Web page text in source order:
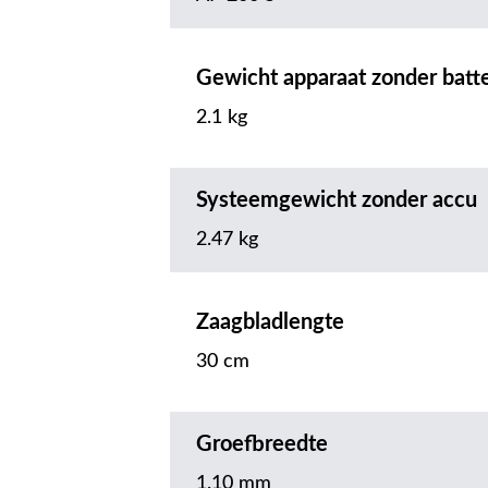
Gewicht apparaat zonder
2.1 kg
Systeemgewicht zonder accu
2.47 kg
Zaagbladlengte
30 cm
Groefbreedte
1.10 mm